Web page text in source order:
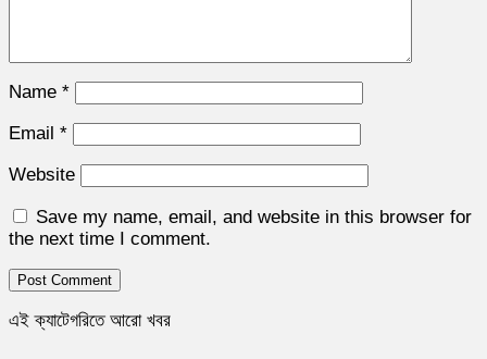
Name *
Email *
Website
Save my name, email, and website in this browser for
the next time I comment.
এই ক্যাটেগরিতে আরো খবর